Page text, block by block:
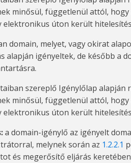
minősül, függetlenül attól, hogy
elektronikus úton került
domain, melyet, vagy okirat
alapján igényeltek, de később a
szereplő Igénylőlap alapján
minősül, függetlenül attól, hogy
elektronikus úton került
a domain-igénylő az igényelt
melynek során az 1.2.2.1
és megerősítő eljárás